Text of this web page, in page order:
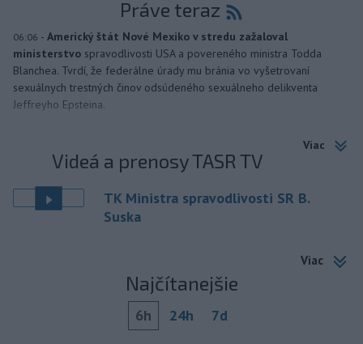
Práve teraz
06:06 - Americký štát Nové Mexiko v stredu zažaloval
ministerstvo spravodlivosti USA a povereného ministra Todda
Blanchea. Tvrdí, že federálne úrady mu bránia vo vyšetrovaní
sexuálnych trestných činov odsúdeného sexuálneho delikventa
Jeffreyho Epsteina.
Viac
Videá a prenosy TASR TV
TK Ministra spravodlivosti SR B.
Suska
Viac
Najčítanejšie
6h 24h 7d